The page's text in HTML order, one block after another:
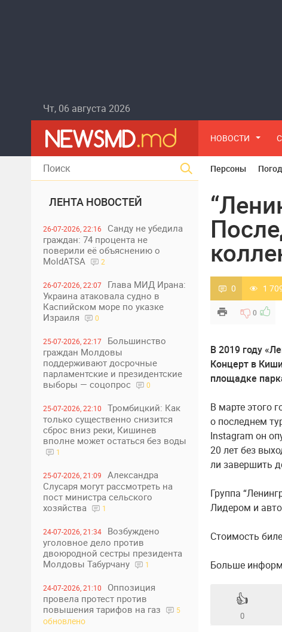
Чт, 06 августа 2026
НОВОСТИ
ЛЕНТА НОВОСТЕЙ
26-07-2026, 22:16
Санду не убедила
граждан: 74 процента не
поверили её объяснению о
MoldATSA
2
26-07-2026, 22:07
Глава МИД Ирана:
Украина атаковала судно в
Каспийском море по указке
Израиля
0
25-07-2026, 22:17
Большинство
граждан Молдовы
поддерживают досрочные
парламентские и президентские
выборы — соцопрос
0
25-07-2026, 22:10
Тромбицкий: Как
только существенно снизится
сброс вниз реки, Кишинев
вполне может остаться без воды
1
25-07-2026, 21:09
Александра
Слусаря могут рассмотреть на
пост министра сельского
хозяйства
1
24-07-2026, 21:34
Возбуждено
уголовное дело против
двоюродной сестры президента
Молдовы Табурчану
1
24-07-2026, 21:10
Оппозиция
провела протест против
повышения тарифов на газ
5
обновлено
Персоны
0 1
0
В 2019 году
Концерт в
площадке
В марте этого
о последнем
Instagram он
20 лет без
ли завершить
Группа
Лидером и
Стоимость
Больше
👍
0